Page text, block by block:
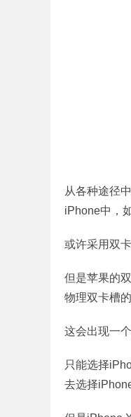
从各种途径
iPhone中，
或许采用双
但是苹果的
物理双卡槽
这会出现一
只能选择
去选择